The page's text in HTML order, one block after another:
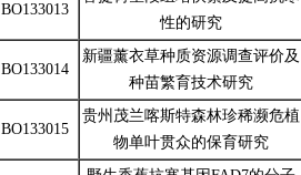
BO133013
性的研究
BO133014
新疆薰衣草种质资源调查评价及
种苗繁育技术研究
BO133015
贵州茂兰喀斯特森林珍稀濒危植
物单叶贯众的保育研究